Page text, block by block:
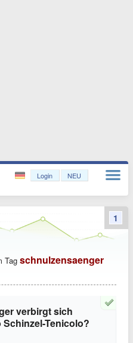
Login NEU
Tag schnulzensaenger
verbirgt sich
Tenicolo?
1